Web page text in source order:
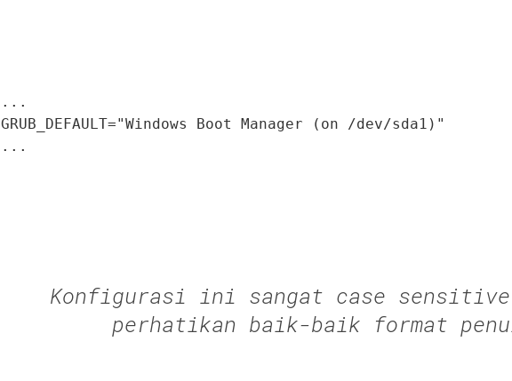
...
GRUB_DEFAULT="Windows Boot Manager (on /dev/sda1)"
...
Konfigurasi ini sangat case sensitive
perhatikan baik-baik format